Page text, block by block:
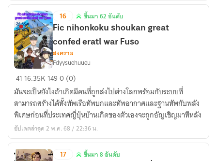
กองทัพ
ตามใจ
หน่อย
ละ
กัน
Fic
nihonkoku
shoukan
great
confed
eratl
war
Fuso
16
ขึ้น
มา
62
ขึ้นมา 62 อันดับ
Fic nihonkoku shoukan great
confed eratl war Fuso
สงคราม
Fdyysuehuueu
41 16.35K 1490 (0)
มันจะเป็นยังไงถ้าเกิดมีคนที่ถูกส่งไปต่างโลกพร้อมกับระบบที่
สามารถสร้างได้ทั้งทัพเรือทัพบกและทัพอากาศและฐานทัพกับพลัง
พิเศษก่อนที่ประเทศญี่ปุ่นบ้านเกิดของตัวเองจะถูกอัญเชิญมาทีหลัง
อัปเดตล่าสุด 2 พ.ค. 68 / 22:36 น.
17 ขึ้นมา 8 อันดับ